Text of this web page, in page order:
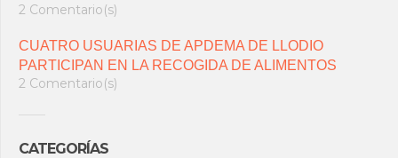
2 Comentario(s)
CUATRO USUARIAS DE APDEMA DE LLODIO
PARTICIPAN EN LA RECOGIDA DE ALIMENTOS
2 Comentario(s)
CATEGORÍAS